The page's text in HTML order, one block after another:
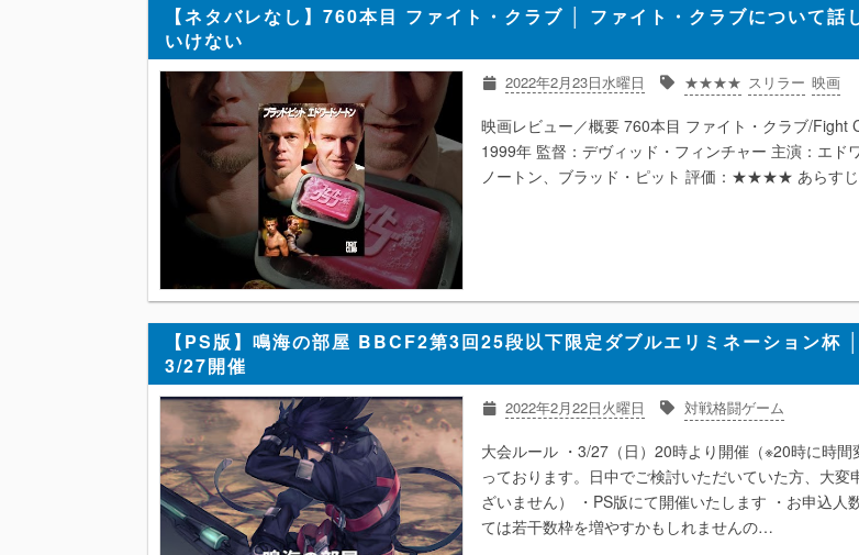
【ネタバレなし】760本目 ファイト・クラブ │ ファイト・クラブについて話
いけない
2022年2月23日水曜日 ★★★★ スリラー 映画
映画レビュー／概要 760本目 ファイト・クラブ/Fight
1999年 監督：デヴィッド・フィンチャー 主演：エド
ノートン、ブラッド・ピット 評価：★★★★ あらす
【PS版】鳴海の部屋 BBCF2第3回25段以下限定ダブルエリミネーション杯 │
3/27開催
2022年2月22日火曜日 対戦格闘ゲーム
大会ルール ・3/27（日）20時より開催（※20時に時間
っております。日中でご検討いただいていた方、大変
ざいません） ・PS版にて開催いたします ・お申込人
ては若干数枠を増やすかもしれませんの…